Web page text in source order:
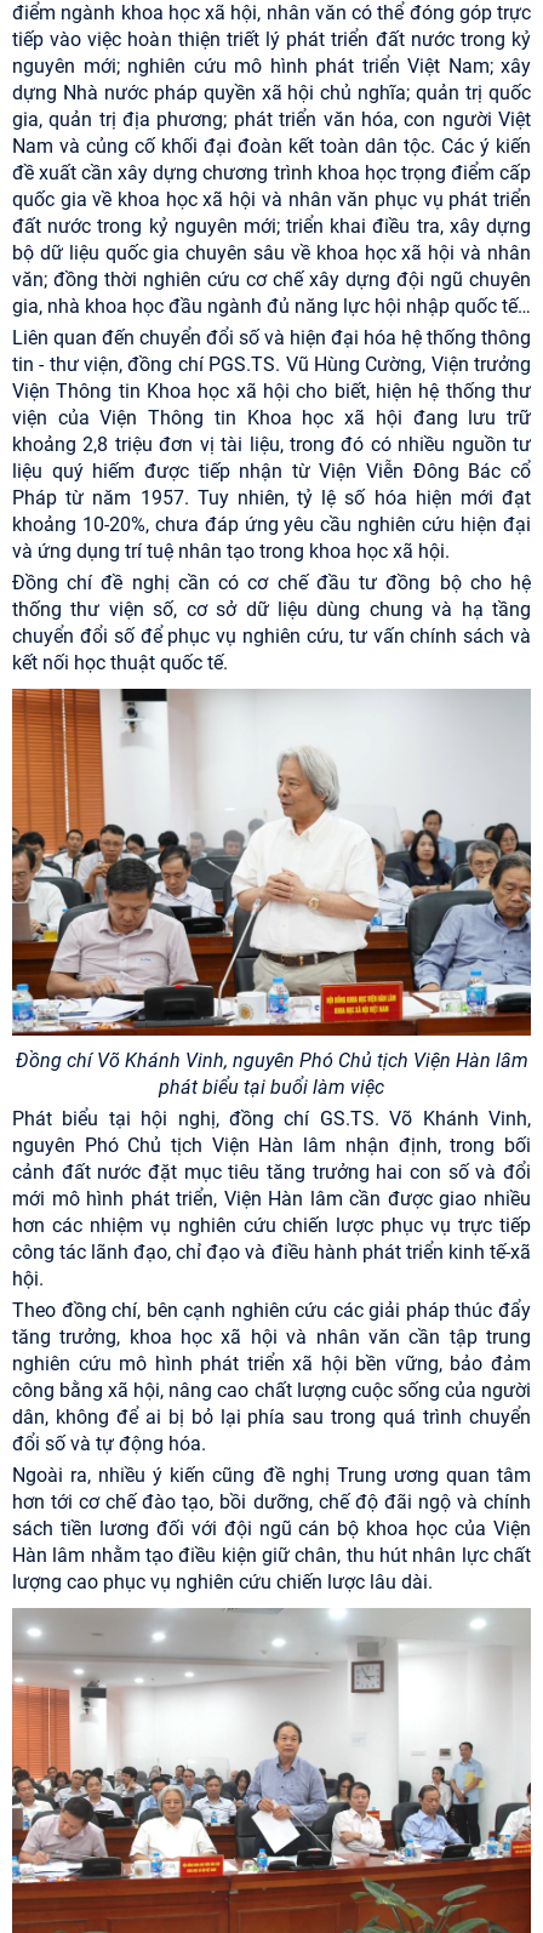
điểm ngành khoa học xã hội, nhân văn có thể đóng góp trực
tiếp vào việc hoàn thiện triết lý phát triển đất nước trong kỷ
nguyên mới; nghiên cứu mô hình phát triển Việt Nam; xây
dựng Nhà nước pháp quyền xã hội chủ nghĩa; quản trị quốc
gia, quản trị địa phương; phát triển văn hóa, con người Việt
Nam và củng cố khối đại đoàn kết toàn dân tộc. Các ý kiến
đề xuất cần xây dựng chương trình khoa học trọng điểm cấp
quốc gia về khoa học xã hội và nhân văn phục vụ phát triển
đất nước trong kỷ nguyên mới; triển khai điều tra, xây dựng
bộ dữ liệu quốc gia chuyên sâu về khoa học xã hội và nhân
văn; đồng thời nghiên cứu cơ chế xây dựng đội ngũ chuyên
gia, nhà khoa học đầu ngành đủ năng lực hội nhập quốc tế…
Liên quan đến chuyển đổi số và hiện đại hóa hệ thống thông
tin - thư viện, đồng chí PGS.TS. Vũ Hùng Cường, Viện trưởng
Viện Thông tin Khoa học xã hộicho biết, hiện hệ thống thư
viện của Viện Thông tin Khoa học xã hội đang lưu trữ
khoảng 2,8 triệu đơn vị tài liệu, trong đó có nhiều nguồn tư
liệu quý hiếm được tiếp nhận từ Viện Viễn Đông Bác cổ
Pháp từ năm 1957. Tuy nhiên, tỷ lệ số hóa hiện mới đạt
khoảng 10-20%, chưa đáp ứng yêu cầu nghiên cứu hiện đại
và ứng dụng trí tuệ nhân tạo trong khoa học xã hội.
Đồng chí đề nghị cần có cơ chế đầu tư đồng bộ cho hệ
thống thư viện số, cơ sở dữ liệu dùng chung và hạ tầng
chuyển đổi số để phục vụ nghiên cứu, tư vấn chính sách và
kết nối học thuật quốc tế.
Đồng chí Võ Khánh Vinh, nguyên Phó Chủ tịch Viện Hàn lâm
phát biểu tại buổi làm việc
Phát biểu tại hội nghị, đồng chí GS.TS. Võ Khánh Vinh,
nguyên Phó Chủ tịch Viện Hàn lâm nhận định, trong bối
cảnh đất nước đặt mục tiêu tăng trưởng hai con số và đổi
mới mô hình phát triển, Viện Hàn lâm cần được giao nhiều
hơn các nhiệm vụ nghiên cứu chiến lược phục vụ trực tiếp
công tác lãnh đạo, chỉ đạo và điều hành phát triển kinh tế-xã
hội.
Theo đồng chí, bên cạnh nghiên cứu các giải pháp thúc đẩy
tăng trưởng, khoa học xã hội và nhân văn cần tập trung
nghiên cứu mô hình phát triển xã hội bền vững, bảo đảm
công bằng xã hội, nâng cao chất lượng cuộc sống của người
dân, không để ai bị bỏ lại phía sau trong quá trình chuyển
đổi số và tự động hóa.
Ngoài ra, nhiều ý kiến cũng đề nghị Trung ương quan tâm
hơn tới cơ chế đào tạo, bồi dưỡng, chế độ đãi ngộ và chính
sách tiền lương đối với đội ngũ cán bộ khoa học của Viện
Hàn lâm nhằm tạo điều kiện giữ chân, thu hút nhân lực chất
lượng cao phục vụ nghiên cứu chiến lược lâu dài.